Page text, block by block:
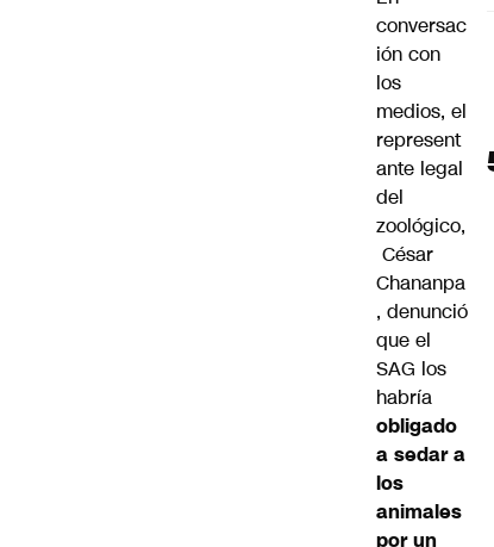
conversac
ión con
los
medios, el
represent
ante legal
del
zoológico,
César
Chananpa
, denunció
que el
SAG los
habría
obligado
a sedar a
los
animales
por un